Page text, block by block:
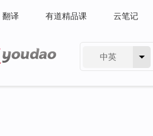
翻译 有道精品课 云笔记
中英